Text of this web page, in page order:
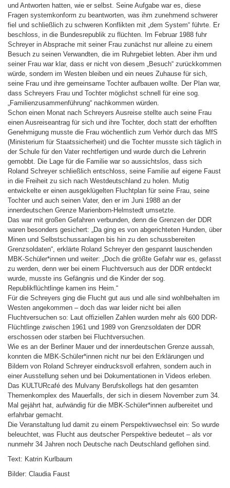
und Antworten hatten, wie er selbst. Seine Aufgabe war es, diese
Fragen systemkonform zu beantworten, was ihm zunehmend schwerer
fiel und schließlich zu schweren Konflikten mit „dem System“ führte. Er
beschloss, in die Bundesrepublik zu flüchten. Im Februar 1988 fuhr
Schreyer in Absprache mit seiner Frau zunächst nur alleine zu einem
Besuch zu seinen Verwandten, die im Ruhrgebiet lebten. Aber ihm und
seiner Frau war klar, dass er nicht von diesem „Besuch“ zurückkommen
würde, sondern im Westen bleiben und ein neues Zuhause für sich,
seine Frau und ihre gemeinsame Tochter aufbauen wollte. Der Plan war,
dass Schreyers Frau und Tochter möglichst schnell für eine sog.
„Familienzusammenführung“ nachkommen würden.
Schon einen Monat nach Schreyers Ausreise stellte auch seine Frau
einen Ausreiseantrag für sich und ihre Tochter, doch statt der erhofften
Genehmigung musste die Frau wöchentlich zum Verhör durch das MfS
(Ministerium für Staatssicherheit) und die Tochter musste sich täglich in
der Schule für den Vater rechtfertigen und wurde durch die Lehrerin
gemobbt. Die Lage für die Familie war so aussichtslos, dass sich
Roland Schreyer schließlich entschloss, seine Familie auf eigene Faust
in die Freiheit zu sich nach Westdeutschland zu holen. Mutig
entwickelte er einen ausgeklügelten Fluchtplan für seine Frau, seine
Tochter und auch seinen Vater, den er im Juni 1988 an der
innerdeutschen Grenze Marienborn-Helmstedt umsetzte.
Das war mit großen Gefahren verbunden, denn die Grenzen der DDR
waren besonders gesichert: „Da ging es von abgerichteten Hunden, über
Minen und Selbstschussanlagen bis hin zu den schussbereiten
Grenzsoldaten“, erklärte Roland Schreyer den gespannt lauschenden
MBK-Schüler*innen und weiter: „Doch die größte Gefahr war es, gefasst
zu werden, denn wer bei einem Fluchtversuch aus der DDR entdeckt
wurde, musste ins Gefängnis und die Kinder der sog.
Republikflüchtlinge kamen ins Heim.“
Für die Schreyers ging die Flucht gut aus und alle sind wohlbehalten im
Westen angekommen – doch das war leider nicht bei allen
Fluchtversuchen so: Laut offiziellen Zahlen wurden mehr als 600 DDR-
Flüchtlinge zwischen 1961 und 1989 von Grenzsoldaten der DDR
erschossen oder starben bei Fluchtversuchen.
Wie es an der Berliner Mauer und der innerdeutschen Grenze aussah,
konnten die MBK-Schüler*innen nicht nur bei den Erklärungen und
Bildern von Roland Schreyer eindrucksvoll erfahren, sondern auch in
einer Ausstellung sehen und bei Dokumentationen in Videos erleben.
Das KULTURcafé des Mulvany Berufskollegs hat den gesamten
Themenkomplex des Mauerfalls, der sich in diesem November zum 34.
Mal gejährt hat, aufwändig für die MBK-Schüler*innen aufbereitet und
erfahrbar gemacht.
Die Veranstaltung lud damit zu einem Perspektivwechsel ein: So wurde
beleuchtet, was Flucht aus deutscher Perspektive bedeutet – als vor
nunmehr 34 Jahren noch Deutsche nach Deutschland geflohen sind.
Text: Katrin Kurlbaum
Bilder: Claudia Faust